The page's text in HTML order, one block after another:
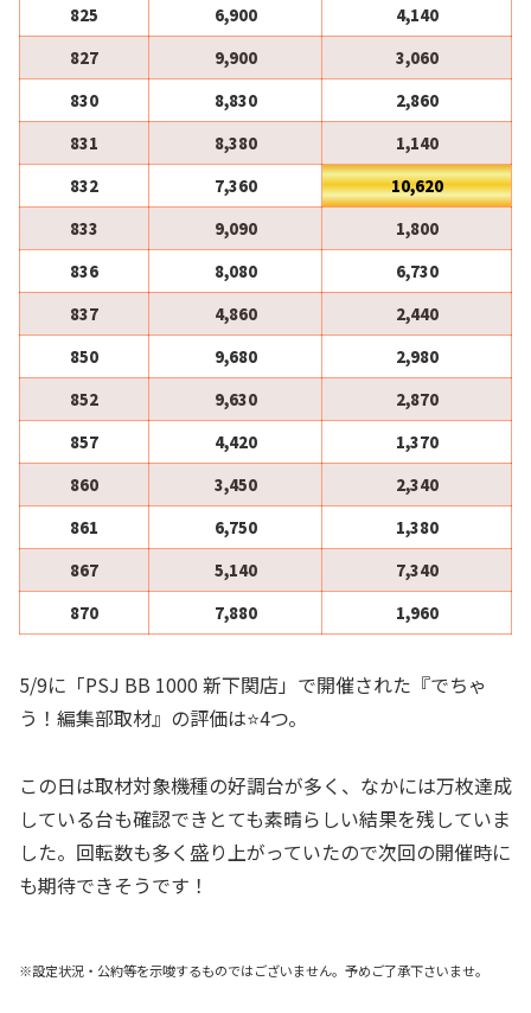
825
6,900
4,140
827
9,900
3,060
830
8,830
2,860
831
8,380
1,140
832
7,360
10,620
833
9,090
1,800
836
8,080
6,730
837
4,860
2,440
850
9,680
2,980
852
9,630
2,870
857
4,420
1,370
860
3,450
2,340
861
6,750
1,380
867
5,140
7,340
870
7,880 1,960
5/9に「PSJ BB 1000 新下関店」で開催された『でちゃ
う！編集部取材』の評価は⭐️4つ。
この日は取材対象機種の好調台が多く、なかには万枚達成
している台も確認できとても素晴らしい結果を残していま
した。回転数も多く盛り上がっていたので次回の開催時に
も期待できそうです！
※設定状況・公約等を示唆するものではございません。予めご了承下さいませ。